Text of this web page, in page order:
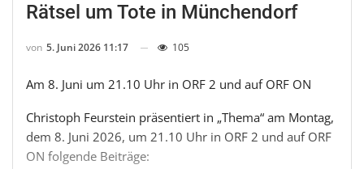
Rätsel um Tote in Münchendorf
von 5. Juni 2026 11:17 105
Am 8. Juni um 21.10 Uhr in ORF 2 und auf ORF ON
Christoph Feurstein präsentiert in „Thema“ am Montag,
dem 8. Juni 2026, um 21.10 Uhr in ORF 2 und auf ORF
ON folgende Beiträge: